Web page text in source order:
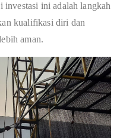
investasi ini adalah langkah
kualifikasi diri dan
aman.